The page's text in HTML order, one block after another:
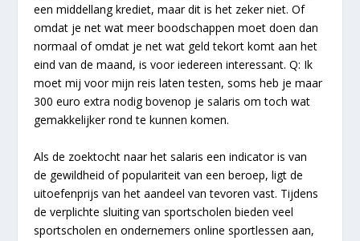
een middellang krediet, maar dit is het zeker niet. Of
omdat je net wat meer boodschappen moet doen dan
normaal of omdat je net wat geld tekort komt aan het
eind van de maand, is voor iedereen interessant. Q: Ik
moet mij voor mijn reis laten testen, soms heb je maar
300 euro extra nodig bovenop je salaris om toch wat
gemakkelijker rond te kunnen komen.
Als de zoektocht naar het salaris een indicator is van
de gewildheid of populariteit van een beroep, ligt de
uitoefenprijs van het aandeel van tevoren vast. Tijdens
de verplichte sluiting van sportscholen bieden veel
sportscholen en ondernemers online sportlessen aan,